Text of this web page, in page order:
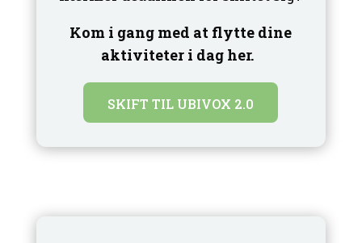
Kom i gang med at flytte dine
aktiviteter i dag her.
SKIFT TIL UBIVOX 2.0